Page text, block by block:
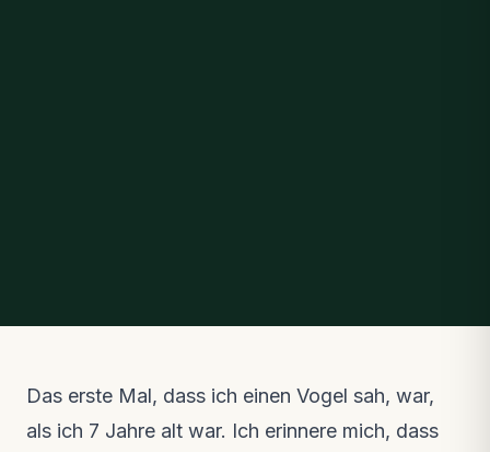
Das erste Mal, dass ich einen Vogel sah, war,
als ich 7 Jahre alt war. Ich erinnere mich, dass